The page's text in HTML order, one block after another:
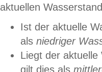
aktuellen
Ist der aktuelle
als niedriger
Liegt der
gilt dies als